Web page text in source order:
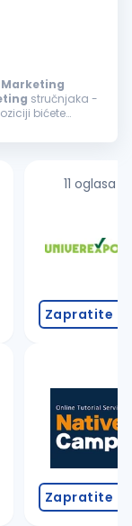
Marketing
stručnjaka -
bićete
11 oglasa
Zapratite
Zapratite